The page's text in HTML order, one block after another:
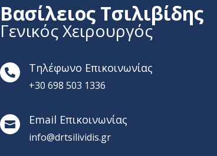
Βασίλειος Τσιλιβίδης
Γενικός Χειρουργός
 Τηλέφωνο Επικοινωνίας
+30 698 503 1336
 Email Επικοινωνίας
info@drtsilividis.gr